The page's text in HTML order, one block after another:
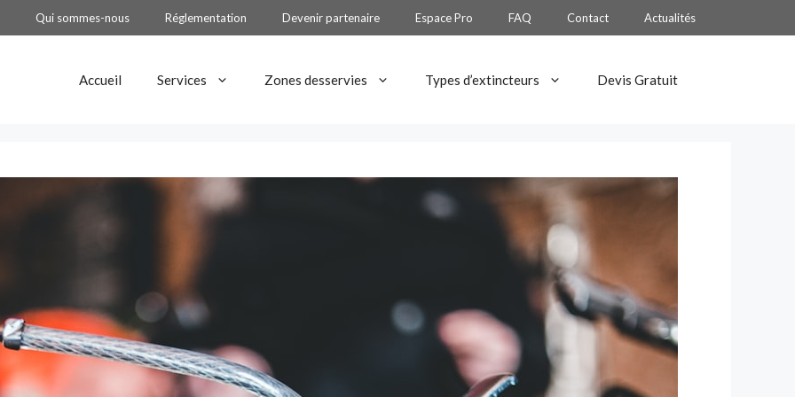
Qui sommes-nous Réglementation Devenir partenaire Espace Pro FAQ Contact Actualités
Accueil Services Zones desservies Types d’extincteurs Devis Gratuit